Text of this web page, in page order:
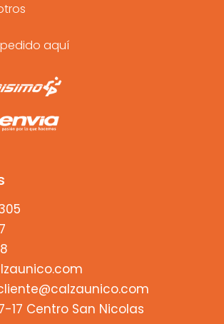
aquí
17 Centro San Nicolas